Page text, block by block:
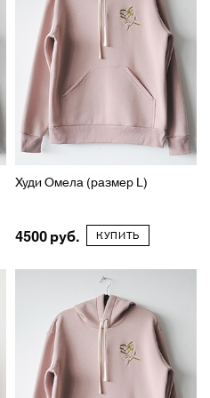
Худи Омела (размер L)
4500 КУПИТЬ